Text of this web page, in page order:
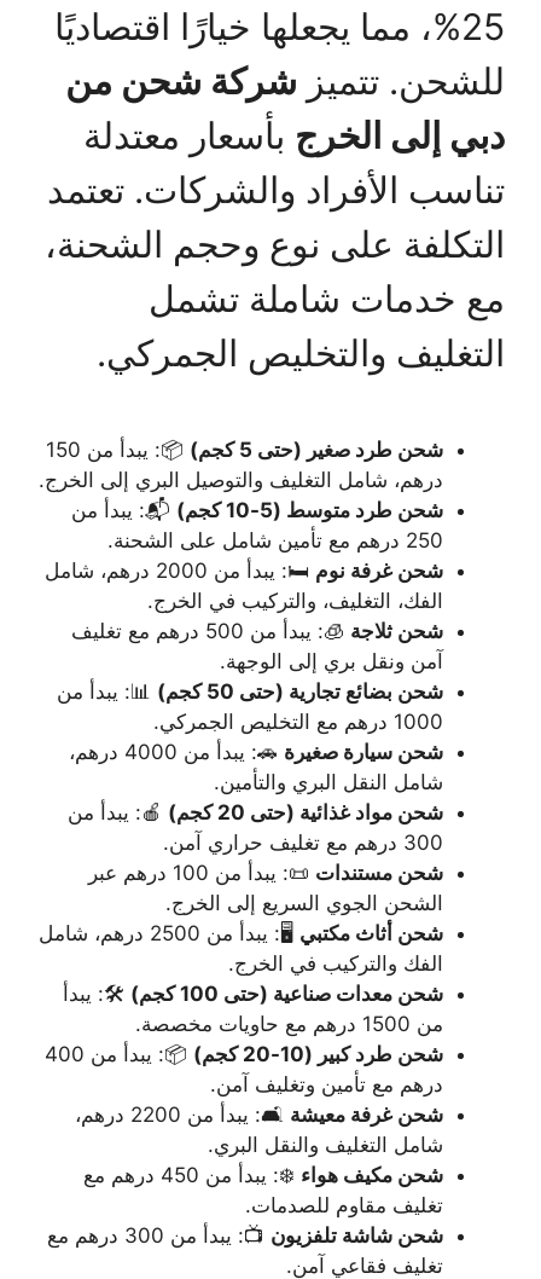
25%، مما يجعلها خيارًا اقتصاديًا
للشحن. تتميز شركة شحن من
دبي إلى الخرج بأسعار معتدلة
تناسب الأفراد والشركات. تعتمد
التكلفة على نوع وحجم الشحنة،
مع خدمات شاملة تشمل
التغليف والتخليص الجمركي.
شحن طرد صغير (حتى 5 كجم)
📦: يبدأ من 150
درهم، شامل التغليف والتوصيل البري إلى الخرج.
شحن طرد متوسط (5-10 كجم)
📬: يبدأ من
250 درهم مع تأمين شامل على الشحنة.
شحن غرفة نوم
🛏️: يبدأ من 2000 درهم، شامل
الفك، التغليف، والتركيب في الخرج.
شحن ثلاجة
🧊: يبدأ من 500 درهم مع تغليف
آمن ونقل بري إلى الوجهة.
شحن بضائع تجارية (حتى 50 كجم)
📊: يبدأ من
1000 درهم مع التخليص الجمركي.
شحن سيارة صغيرة
🚗: يبدأ من 4000 درهم،
شامل النقل البري والتأمين.
شحن مواد غذائية (حتى 20 كجم)
🍎: يبدأ من
300 درهم مع تغليف حراري آمن.
شحن مستندات
📜: يبدأ من 100 درهم عبر
الشحن الجوي السريع إلى الخرج.
شحن أثاث مكتبي
🖥️: يبدأ من 2500 درهم، شامل
الفك والتركيب في الخرج.
شحن معدات صناعية (حتى 100 كجم)
🛠️: يبدأ
من 1500 درهم مع حاويات مخصصة.
شحن طرد كبير (10-20 كجم)
📦: يبدأ من 400
درهم مع تأمين وتغليف آمن.
شحن غرفة معيشة
🛋️: يبدأ من 2200 درهم،
شامل التغليف والنقل البري.
شحن مكيف هواء
❄️: يبدأ من 450 درهم مع
تغليف مقاوم للصدمات.
شحن شاشة تلفزيون
📺: يبدأ من 300 درهم مع
تغليف فقاعي آمن.